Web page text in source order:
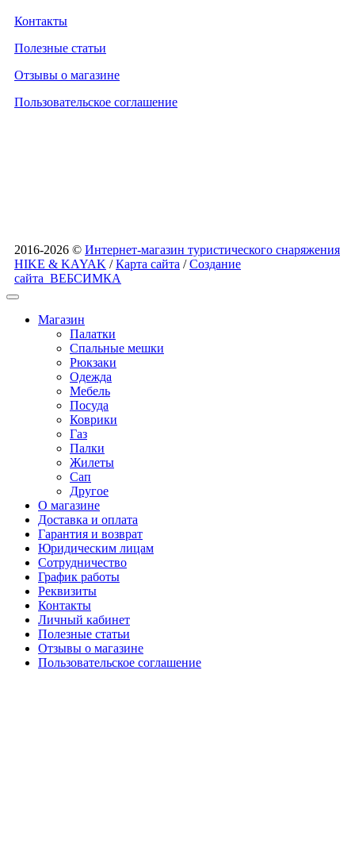
Контакты
Полезные статьи
Отзывы о магазине
Пользовательское соглашение
2016-2026 © Интернет-магазин туристического снаряжения
HIKE & KAYAK /Карта сайта /Создание
сайта ВЕБСИМКА
Магазин
Палатки
Спальные мешки
Рюкзаки
Одежда
Мебель
Посуда
Коврики
Газ
Палки
Жилеты
Сап
Другое
О магазине
Доставка и оплата
Гарантия и возврат
Юридическим лицам
Сотрудничество
График работы
Реквизиты
Контакты
Личный кабинет
Полезные статьи
Отзывы о магазине
Пользовательское соглашение